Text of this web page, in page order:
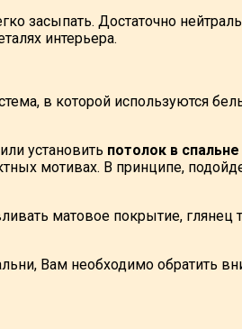
засыпать. Достаточно
интерьера.
в которой используются
установить потолок в
мотивах. В принципе,
матовое покрытие, глянец
Вам необходимо обратить